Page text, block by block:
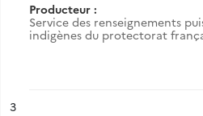
Producteur :
Service des renseignements
indigènes du protectorat
n°
3